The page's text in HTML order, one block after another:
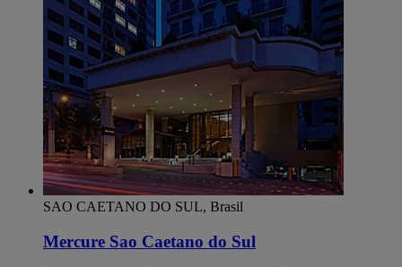
SAO CAETANO DO SUL, Brasil
Mercure Sao Caetano do Sul